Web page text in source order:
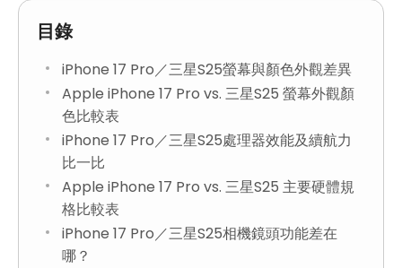
目錄
iPhone 17 Pro／三星S25螢幕與顏色外觀差異
Apple iPhone 17 Pro vs. 三星S25 螢幕外觀顏
色比較表
iPhone 17 Pro／三星S25處理器效能及續航力
比一比
Apple iPhone 17 Pro vs. 三星S25 主要硬體規
格比較表
iPhone 17 Pro／三星S25相機鏡頭功能差在
哪？